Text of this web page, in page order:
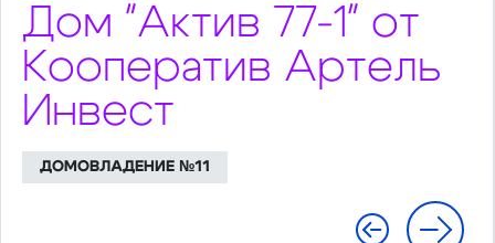
Дом "Актив 77-1" от
Кооператив Артель
Инвест
ДОМОВЛАДЕНИЕ №11